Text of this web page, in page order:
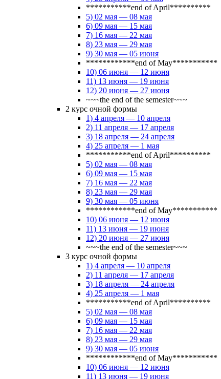
***********end of April**********
5) 02 мая — 08 мая
6) 09 мая — 15 мая
7) 16 мая — 22 мая
8) 23 мая — 29 мая
9) 30 мая — 05 июня
************end of May***********
10) 06 июня — 12 июня
11) 13 июня — 19 июня
12) 20 июня — 27 июня
~~~the end of the semester~~~
2 курс очной формы
1) 4 апреля — 10 апреля
2) 11 апреля — 17 апреля
3) 18 апреля — 24 апреля
4) 25 апреля — 1 мая
***********end of April**********
5) 02 мая — 08 мая
6) 09 мая — 15 мая
7) 16 мая — 22 мая
8) 23 мая — 29 мая
9) 30 мая — 05 июня
************end of May***********
10) 06 июня — 12 июня
11) 13 июня — 19 июня
12) 20 июня — 27 июня
~~~the end of the semester~~~
3 курс очной формы
1) 4 апреля — 10 апреля
2) 11 апреля — 17 апреля
3) 18 апреля — 24 апреля
4) 25 апреля — 1 мая
***********end of April**********
5) 02 мая — 08 мая
6) 09 мая — 15 мая
7) 16 мая — 22 мая
8) 23 мая — 29 мая
9) 30 мая — 05 июня
************end of May***********
10) 06 июня — 12 июня
11) 13 июня — 19 июня